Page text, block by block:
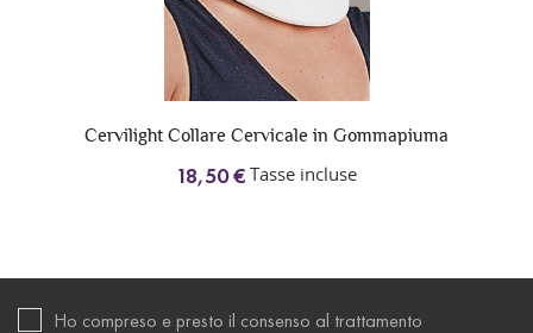
Cervilight Collare Cervicale in Gommapiuma
18,50 € Tasse incluse
Ho compreso e presto il consenso al trattamento